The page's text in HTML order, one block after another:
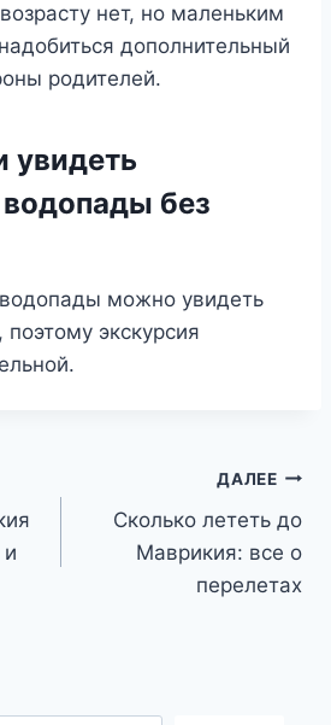
нет, но маленьким
дополнительный
родителей.
увидеть
без
можно увидеть
экскурсия
ДАЛЕЕ
Сколько лететь до
Маврикия: все о
перелетах